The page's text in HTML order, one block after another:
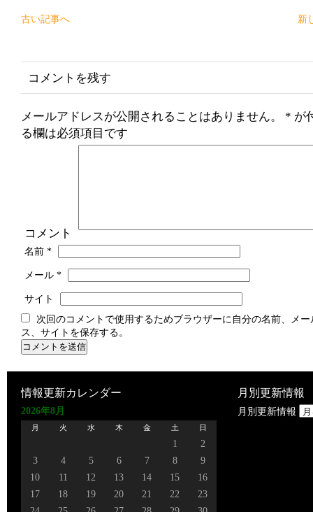
古い記事へ 新
コメントを残す
メールアドレスが公開されることはありません。 * が
る欄は必須項目です
コメント
名前 *
メール *
サイト
次回のコメントで使用するためブラウザーに自分の名前、メー
ス、サイトを保存する。
情報更新カレンダー
2026年8月
月 火 水 木 金 土 日
1
2
3
4 5 6 7 8
9
10
11 12 13 14 15
16
17
18 19 20 21 22
23
月別更新情報
月別更新情報